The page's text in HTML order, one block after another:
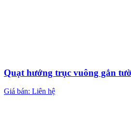
Quạt hướng trục vuông gắn
Giá bán: Liên hệ